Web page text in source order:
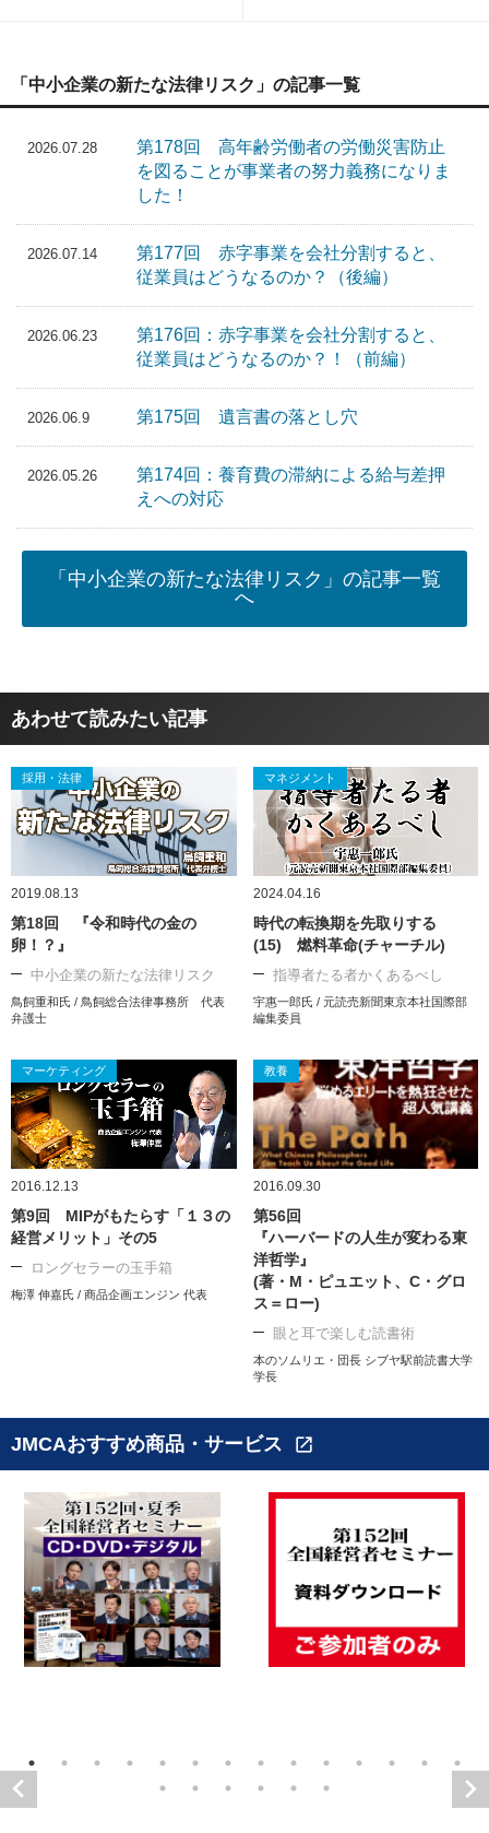
「中小企業の新たな法律リスク」の記事一覧
2026.07.28
第178回 高年齢労働者の労働災害防止
を図ることが事業者の努力義務になりま
した！
2026.07.14
第177回 赤字事業を会社分割すると、
従業員はどうなるのか？（後編）
2026.06.23
第176回：赤字事業を会社分割すると、
従業員はどうなるのか？！（前編）
2026.06.9 第175回 遺言書の落とし穴
2026.05.26
第174回：養育費の滞納による給与差押
えへの対応
「中小企業の新たな法律リスク」の記事一覧
へ
あわせて読みたい記事
採用・法律
2019.08.13
第18回 『令和時代の金の
卵！？』
中小企業の新たな法律リスク
鳥飼重和氏 / 鳥飼総合法律事務所 代表
弁護士
マネジメント
2024.04.16
時代の転換期を先取りする
(15) 燃料革命(チャーチル)
指導者たる者かくあるべし
宇惠一郎氏 / 元読売新聞東京本社国際部
編集委員
マーケティング
2016.12.13
第9回 MIPがもたらす「１３の
経営メリット」その5
ロングセラーの玉手箱
梅澤 伸嘉氏 / 商品企画エンジン 代表
教養
2016.09.30
第56回
『ハーバードの人生が変わる東
洋哲学』
(著・M・ピュエット、C・グロ
ス＝ロー)
眼と耳で楽しむ読書術
本のソムリエ・団長 シブヤ駅前読書大学
学長
JMCAおすすめ商品・サービス open_in_new